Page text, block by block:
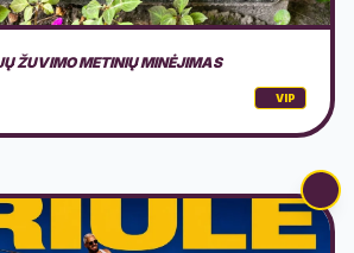
& THE GANG
VIP